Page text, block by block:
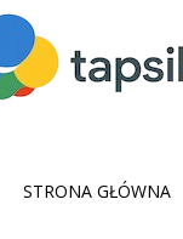
SKIP
STRONA GŁÓWNA